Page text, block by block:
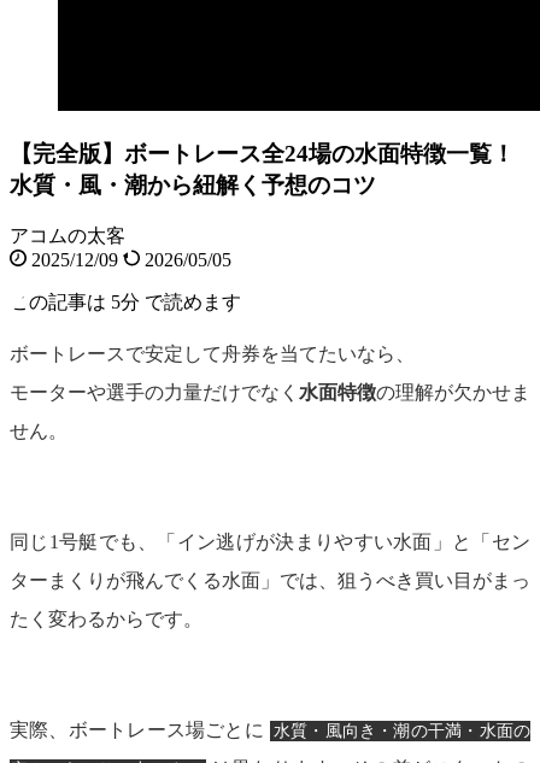
【完全版】ボートレース全24場の水面特徴一覧！
水質・風・潮から紐解く予想のコツ
アコムの太客
2025/12/09
2026/05/05
この記事は 5分 で読めます
ボートレースで安定して舟券を当てたいなら、
モーターや選手の力量だけでなく 水面特徴の理解が欠かせま
せん。
同じ1号艇でも、「イン逃げが決まりやすい水面」と「セン
ターまくりが飛んでくる水面」では、狙うべき買い目がまっ
たく変わるからです。
実際、ボートレース場ごとに 水質・風向き・潮の干満・水面の